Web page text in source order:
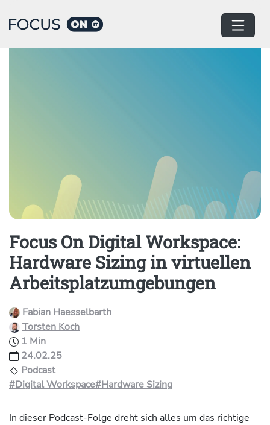
Home Podcast
Focus On Digital Workspace:
Hardware Sizing in virtuellen
Arbeitsplatzumgebungen
Fabian Haesselbarth
Torsten Koch
1 Min
24.02.25
Podcast
#Digital Workspace#Hardware Sizing
In dieser Podcast-Folge dreht sich alles um das richtige